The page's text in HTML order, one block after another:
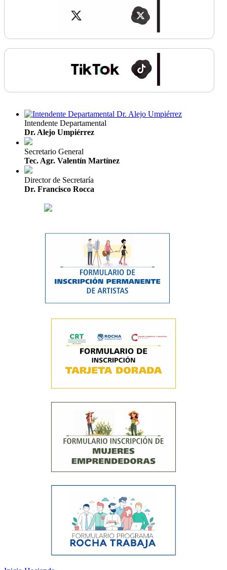
Intendente Departamental
Dr. Alejo Umpiérrez
Secretario General
Tec. Agr. Valentín Martínez
Director de Secretaría
Dr. Francisco Rocca